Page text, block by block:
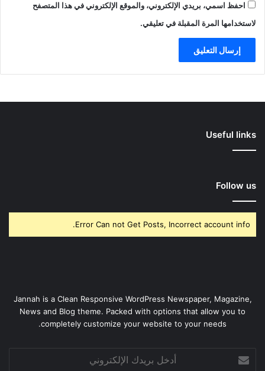
احفظ اسمي، بريدي الإلكتروني، والموقع الإلكتروني في هذا المتصفح
لاستخدامها المرة المقبلة في تعليقي.
Useful links
Follow us
Error Can not Get Posts, Incorrect account info.
Jannah is a Clean Responsive WordPress Newspaper, Magazine,
News and Blog theme. Packed with options that allow you to
completely customize your website to your needs.
بريدك